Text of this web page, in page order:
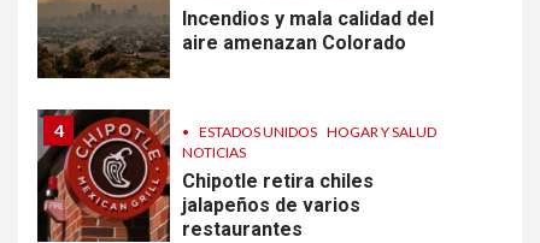
Incendios y mala calidad del
aire amenazan Colorado
4 • ESTADOS UNIDOS HOGAR Y SALUD
NOTICIAS
Chipotle retira chiles
jalapeños de varios
restaurantes